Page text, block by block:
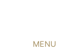
MENU